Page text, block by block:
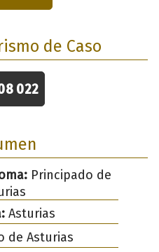
de Caso
022
Principado de
Asturias
de Asturias